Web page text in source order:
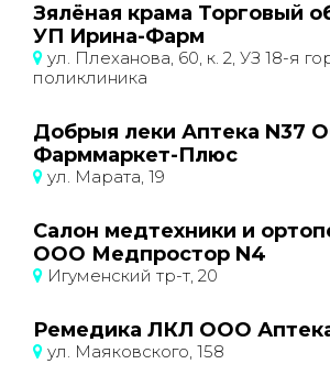
Зялёная крама Торговый
УП Ирина-Фарм
ул. Плеханова, 60, к. 2, УЗ 18-я
поликлиника
Добрыя леки Аптека N37
Фарммаркет-Плюс
ул. Марата, 19
Салон медтехники и
ООО Медпростор N4
Игуменский тр-т, 20
Ремедика ЛКЛ ООО Аптека
ул. Маяковского, 158